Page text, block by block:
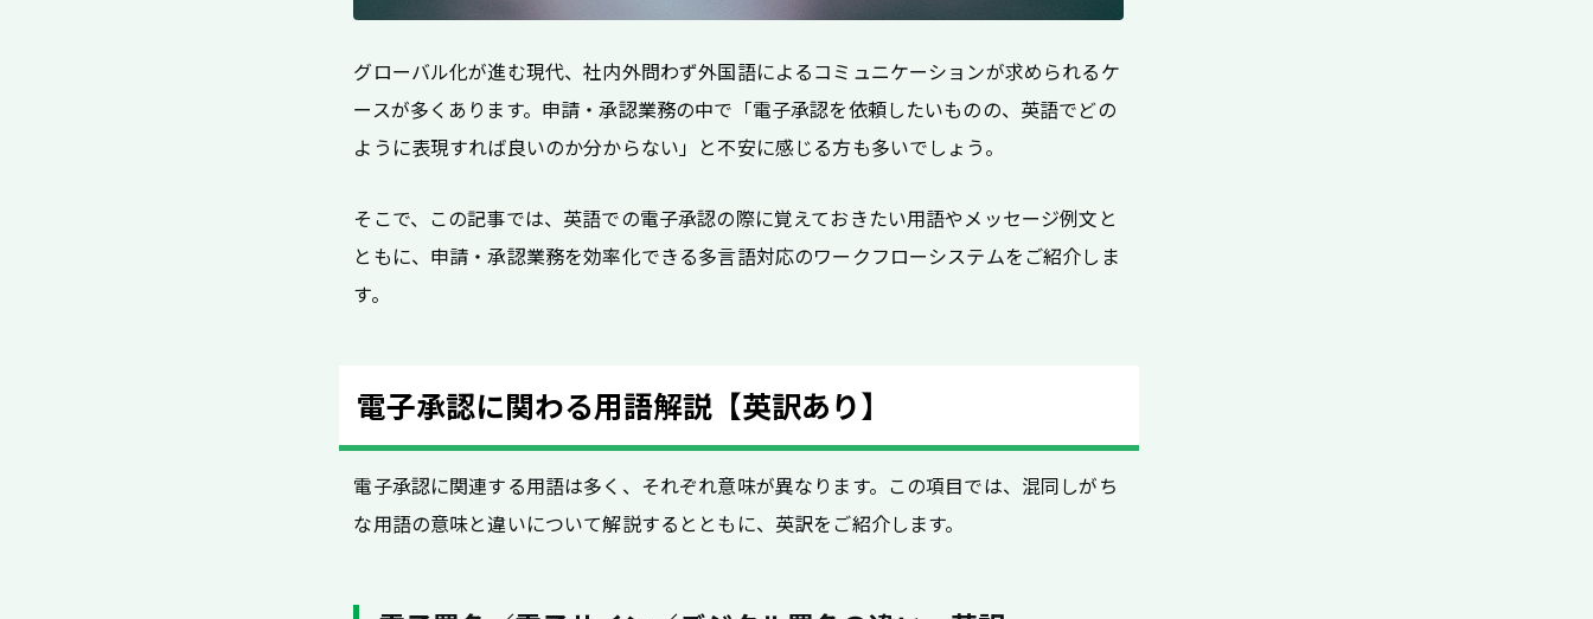
グローバル化が進む現代、社内外問わず外国語によるコミュニケーションが求められるケ
ースが多くあります。申請・承認業務の中で「電子承認を依頼したいものの、英語でどの
ように表現すれば良いのか分からない」と不安に感じる方も多いでしょう。
そこで、この記事では、英語での電子承認の際に覚えておきたい用語やメッセージ例文と
ともに、申請・承認業務を効率化できる多言語対応のワークフローシステムをご紹介しま
す。
電子承認に関わる用語解説【英訳あり】
電子承認に関連する用語は多く、それぞれ意味が異なります。この項目では、混同しがち
な用語の意味と違いについて解説するとともに、英訳をご紹介します。